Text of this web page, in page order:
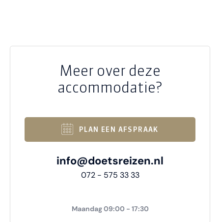
Meer over deze
accommodatie?
PLAN EEN AFSPRAAK
info@doetsreizen.nl
072 - 575 33 33
Maandag 09:00 - 17:30